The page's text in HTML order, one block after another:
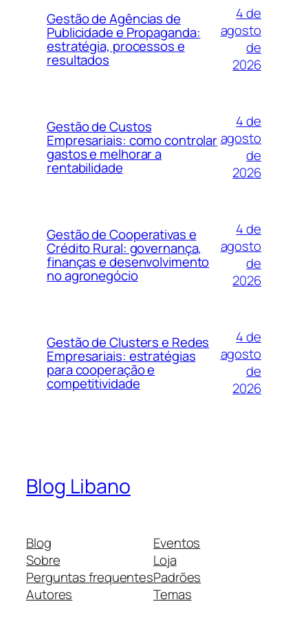
Gestão de Agências de
Publicidade e Propaganda:
estratégia, processos e
resultados
4 de
agosto
de
2026
Gestão de Custos
Empresariais: como controlar
gastos e melhorar a
rentabilidade
4 de
agosto
de
2026
Gestão de Cooperativas e
Crédito Rural: governança,
finanças e desenvolvimento
no agronegócio
4 de
agosto
de
2026
Gestão de Clusters e Redes
Empresariais: estratégias
para cooperação e
competitividade
4 de
agosto
de
2026
Blog Libano
Blog
Sobre
Perguntas frequentes
Autores
Eventos
Loja
Padrões
Temas